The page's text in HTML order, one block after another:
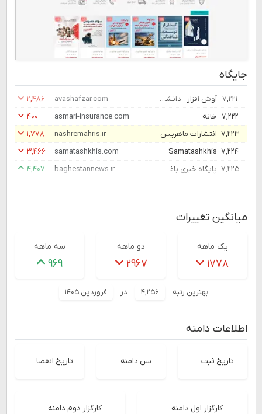
جایگاه
۷,۲۲۱ آوش افزار - دانشنامه و مقالات (وبلاگ) - ارائه دهنده و پشتیبان تخصصی سرورهای HPE avashafzar.com
۲,۴۸۶
۷,۲۲۲ خانه asmari-insurance.com
۴۰۰
۷,۲۲۳ انتشارات ماهریس nashremahris.ir
۱,۷۷۸
۷,۲۲۴ Samatashkhis
samatashkhis.com
۳,۴۶۶
۷,۲۲۵
پایگاه خبری باغستان نیوز baghestannews.ir ۴,۴۰۷
میانگین تغییرات
یک ماهه
۱۷۷۸
دو ماهه
۲۹۶۷
سه ماهه
۹۶۹
بهترین رتبه ۴,۲۵۶ در فروردین ۱۴۰۵
اطلاعات دامنه
تاریخ ثبت سن دامنه تاریخ انقضا
کارگزار اول دامنه کارگزار دوم دامنه